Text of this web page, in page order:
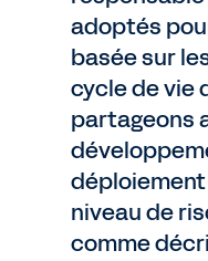
adoptés
basée sur
cycle de vie
partageons
déploiement
niveau de
comme